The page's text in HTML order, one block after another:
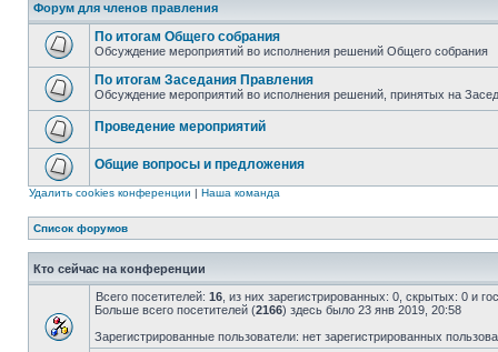
Форум для членов правления
По итогам Общего собрания
Обсуждение мероприятий во исполнения решений Общего собрания
По итогам Заседания Правления
Обсуждение мероприятий во исполнения решений, принятых на
Проведение мероприятий
Общие вопросы и предложения
Удалить cookies конференции | Наша команда
Список форумов
Кто сейчас на конференции
Всего посетителей: 16 , из них зарегистрированных: 0, скрытых: 0 и
Больше всего посетителей (2166) здесь было 23 янв 2019, 20:58
Зарегистрированные пользователи: нет зарегистрированных